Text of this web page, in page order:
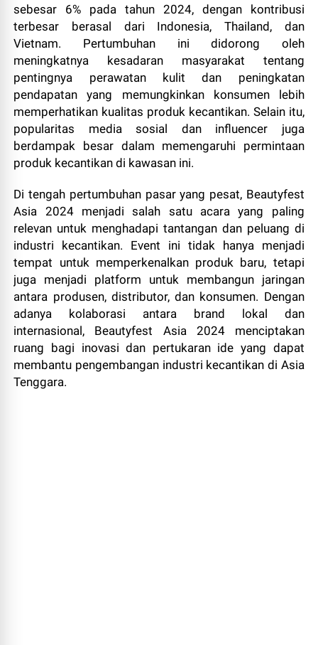
sebesar 6% pada tahun 2024, dengan kontribusi
terbesar berasal dari Indonesia, Thailand, dan
Vietnam. Pertumbuhan ini didorong oleh
meningkatnya kesadaran masyarakat tentang
pentingnya perawatan kulit dan peningkatan
pendapatan yang memungkinkan konsumen lebih
memperhatikan kualitas produk kecantikan. Selain itu,
popularitas media sosial dan influencer juga
berdampak besar dalam memengaruhi permintaan
produk kecantikan di kawasan ini.
Di tengah pertumbuhan pasar yang pesat, Beautyfest
Asia 2024 menjadi salah satu acara yang paling
relevan untuk menghadapi tantangan dan peluang di
industri kecantikan. Event ini tidak hanya menjadi
tempat untuk memperkenalkan produk baru, tetapi
juga menjadi platform untuk membangun jaringan
antara produsen, distributor, dan konsumen. Dengan
adanya kolaborasi antara brand lokal dan
internasional, Beautyfest Asia 2024 menciptakan
ruang bagi inovasi dan pertukaran ide yang dapat
membantu pengembangan industri kecantikan di Asia
Tenggara.